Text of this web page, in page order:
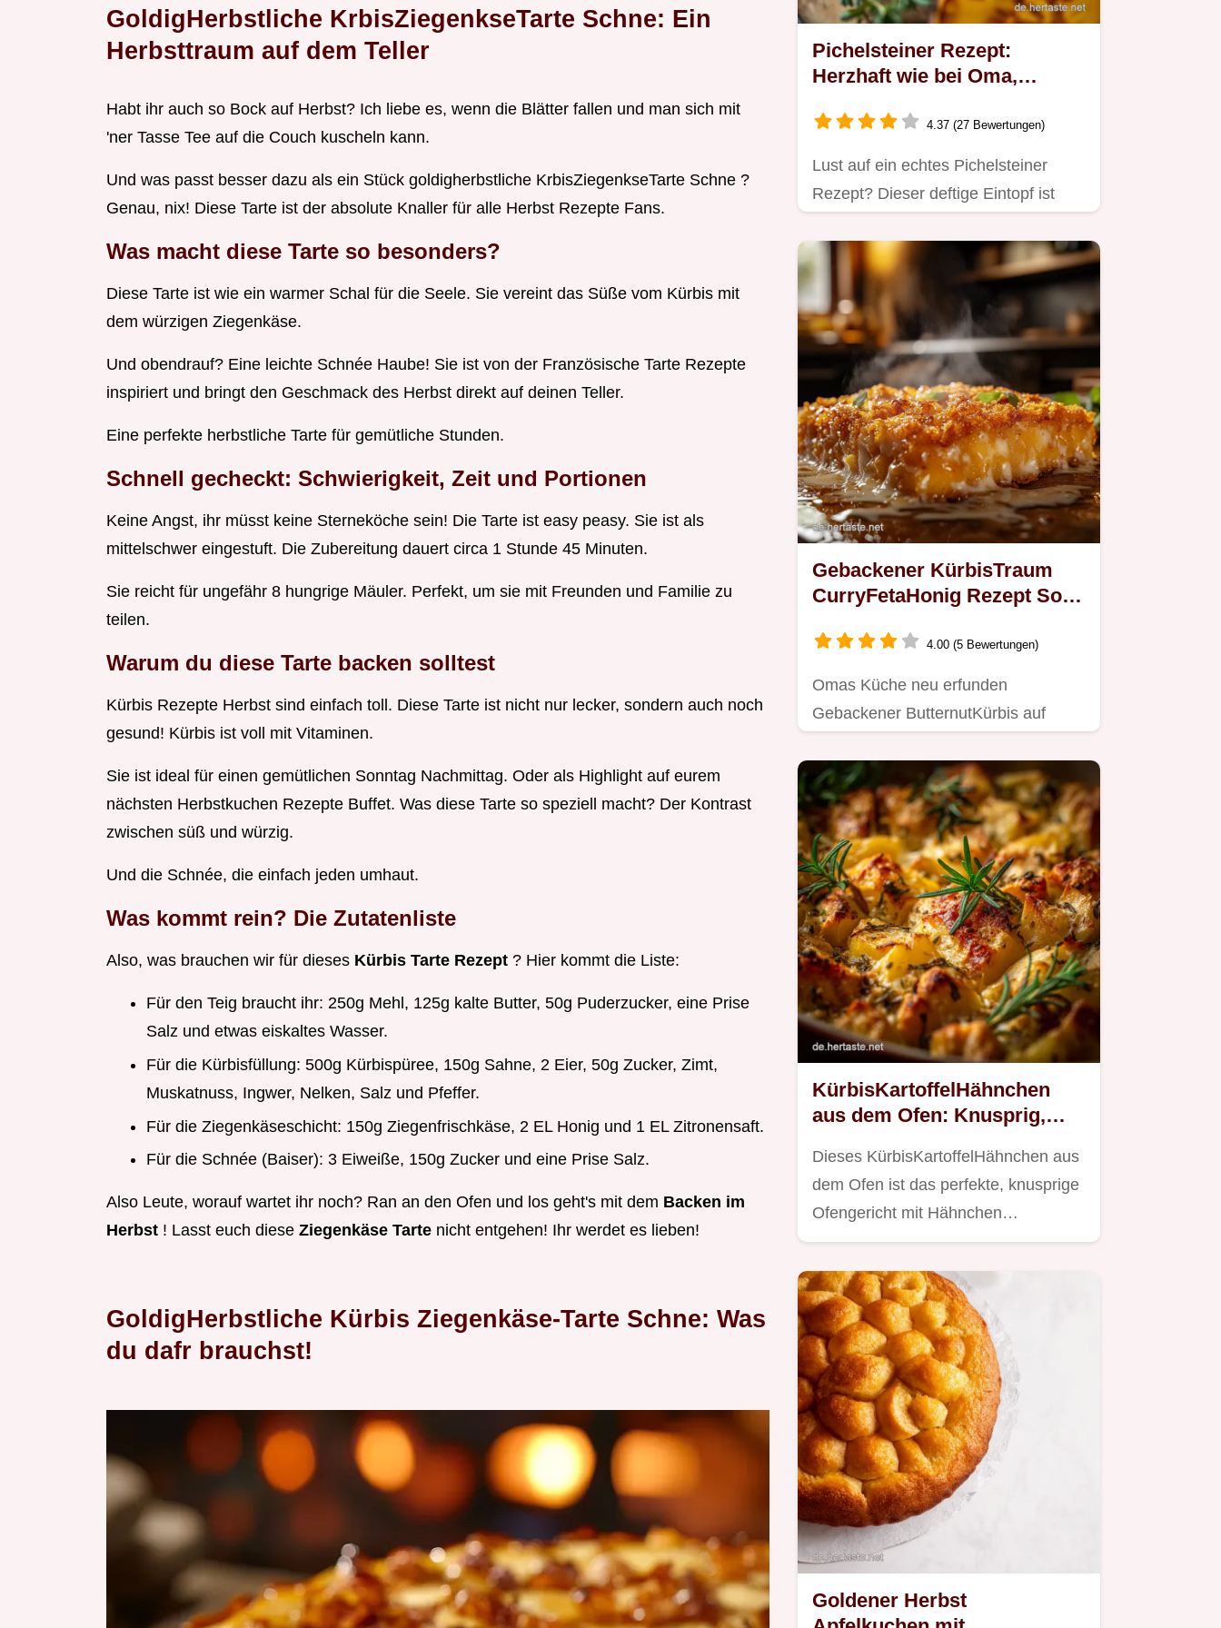
GoldigHerbstliche KrbisZiegenkseTarte Schne: Ein
Herbsttraum auf dem Teller
Habt ihr auch so Bock auf Herbst? Ich liebe es, wenn die Blätter fallen und man sich mit
'ner Tasse Tee auf die Couch kuscheln kann.
Und was passt besser dazu als ein Stück goldigherbstliche KrbisZiegenkseTarte Schne ?
Genau, nix! Diese Tarte ist der absolute Knaller für alle Herbst Rezepte Fans.
Was macht diese Tarte so besonders?
Diese Tarte ist wie ein warmer Schal für die Seele. Sie vereint das Süße vom Kürbis mit
dem würzigen Ziegenkäse.
Und obendrauf? Eine leichte Schnée Haube! Sie ist von der Französische Tarte Rezepte
inspiriert und bringt den Geschmack des Herbst direkt auf deinen Teller.
Eine perfekte herbstliche Tarte für gemütliche Stunden.
Schnell gecheckt: Schwierigkeit, Zeit und Portionen
Keine Angst, ihr müsst keine Sterneköche sein! Die Tarte ist easy peasy. Sie ist als
mittelschwer eingestuft. Die Zubereitung dauert circa 1 Stunde 45 Minuten.
Sie reicht für ungefähr 8 hungrige Mäuler. Perfekt, um sie mit Freunden und Familie zu
teilen.
Warum du diese Tarte backen solltest
Kürbis Rezepte Herbst sind einfach toll. Diese Tarte ist nicht nur lecker, sondern auch noch
gesund! Kürbis ist voll mit Vitaminen.
Sie ist ideal für einen gemütlichen Sonntag Nachmittag. Oder als Highlight auf eurem
nächsten Herbstkuchen Rezepte Buffet. Was diese Tarte so speziell macht? Der Kontrast
zwischen süß und würzig.
Und die Schnée, die einfach jeden umhaut.
Was kommt rein? Die Zutatenliste
Also, was brauchen wir für dieses Kürbis Tarte Rezept ? Hier kommt die Liste:
Für den Teig braucht ihr: 250g Mehl, 125g kalte Butter, 50g Puderzucker, eine Prise
Salz und etwas eiskaltes Wasser.
Für die Kürbisfüllung: 500g Kürbispüree, 150g Sahne, 2 Eier, 50g Zucker, Zimt,
Muskatnuss, Ingwer, Nelken, Salz und Pfeffer.
Für die Ziegenkäseschicht: 150g Ziegenfrischkäse, 2 EL Honig und 1 EL Zitronensaft.
Für die Schnée (Baiser): 3 Eiweiße, 150g Zucker und eine Prise Salz.
Also Leute, worauf wartet ihr noch? Ran an den Ofen und los geht's mit dem Backen im
Herbst ! Lasst euch diese Ziegenkäse Tarte nicht entgehen! Ihr werdet es lieben!
GoldigHerbstliche Kürbis Ziegenkäse-Tarte Schne: Was
du dafr brauchst!
Pichelsteiner Rezept:
Herzhaft wie bei Oma,
4.37 (27 Bewertungen)
Lust auf ein echtes Pichelsteiner
Rezept? Dieser deftige Eintopf ist
Gebackener KürbisTraum
CurryFetaHonig Rezept So
4.00 (5 Bewertungen)
Omas Küche neu erfunden
Gebackener ButternutKürbis auf
würzig ein…
KürbisKartoffelHähnchen
aus dem Ofen: Knusprig,
Dieses KürbisKartoffelHähnchen aus
dem Ofen ist das perfekte, knusprige
Ofengericht mit Hähnchen…
Goldener Herbst